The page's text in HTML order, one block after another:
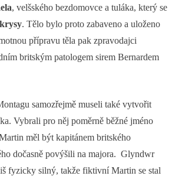
, velšského bezdomovce a tuláka, který se
. Tělo bylo proto zabaveno a uloženo
přípravu těla pak zpravodajci
britským patologem sirem Bernardem
samozřejmě museli také vytvořit
Vybrali pro něj poměrně běžné jméno
měl být kapitánem britského
dočasně povýšili na majora. Glyndwr
fyzicky silný, takže fiktivní Martin se stal